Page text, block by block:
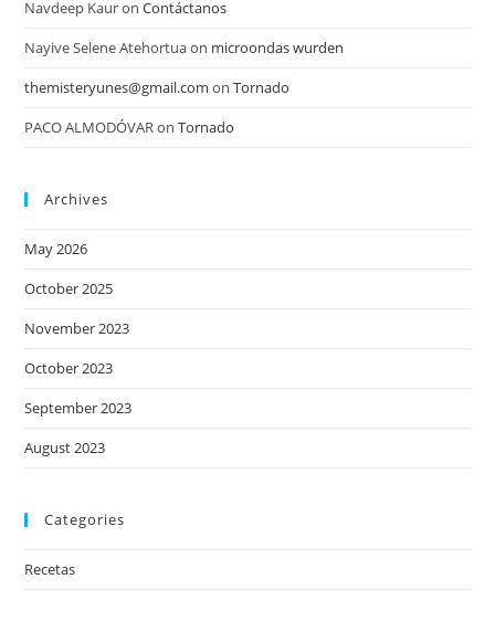
Navdeep KauronContáctanos
Nayive Selene Atehortuaon microondas wurden
themisteryunes@gmail.com onTornado
PACO ALMODÓVARonTornado
Archives
May 2026
October 2025
November 2023
October 2023
September 2023
August 2023
Categories
Recetas